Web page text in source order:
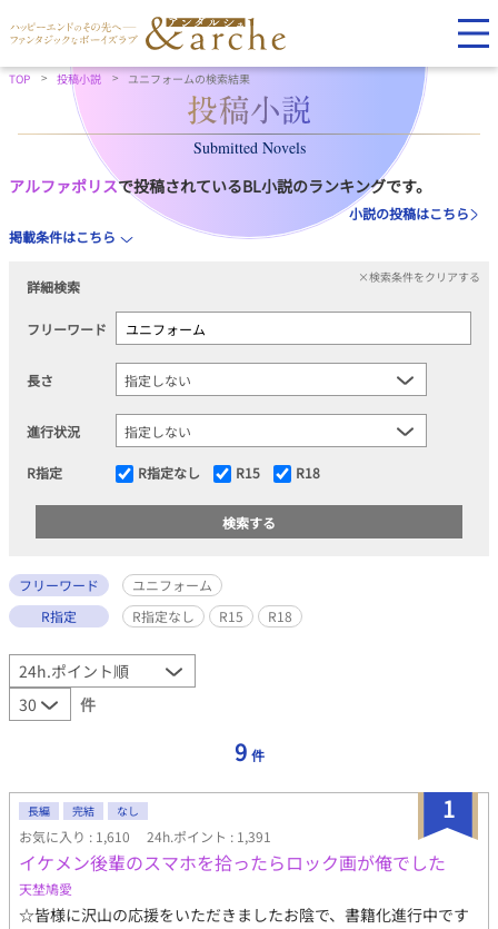
TOP 投稿小説 ユニフォームの検索結果
Submitted Novels
アルファポリスで投稿されているBL小説のランキングです。
小説の投稿はこちら
掲載条件はこちら
詳細検索
×検索条件をクリアする
フリーワード
長さ
進行状況
R指定 R指定なし R15 R18
フリーワード
ユニフォーム
R指定
R指定なし R15 R18
件
9 件
1
長編 完結 なし
お気に入り : 1,610 24h.ポイント : 1,391
イケメン後輩のスマホを拾ったらロック画が俺でした
天埜鳩愛
☆皆様に沢山の応援をいただきましたお陰で、書籍化進行中です